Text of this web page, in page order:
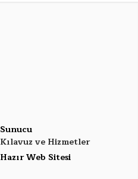
Sunucu
Kılavuz ve Hizmetler
Hazır Web Sitesi